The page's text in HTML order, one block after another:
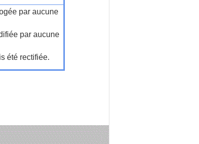
par aucune
par aucune
été rectifiée.